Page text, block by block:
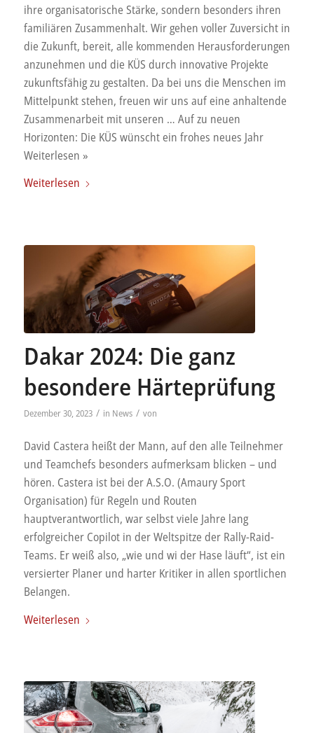
ihre organisatorische Stärke, sondern besonders ihren
familiären Zusammenhalt. Wir gehen voller Zuversicht in
die Zukunft, bereit, alle kommenden Herausforderungen
anzunehmen und die KÜS durch innovative Projekte
zukunftsfähig zu gestalten. Da bei uns die Menschen im
Mittelpunkt stehen, freuen wir uns auf eine anhaltende
Zusammenarbeit mit unseren … Auf zu neuen
Horizonten: Die KÜS wünscht ein frohes neues Jahr
Weiterlesen »
Weiterlesen
Dakar 2024: Die ganz
besondere Härteprüfung
Dezember 30, 2023 / in News / von
David Castera heißt der Mann, auf den alle Teilnehmer
und Teamchefs besonders aufmerksam blicken – und
hören. Castera ist bei der A.S.O. (Amaury Sport
Organisation) für Regeln und Routen
hauptverantwortlich, war selbst viele Jahre lang
erfolgreicher Copilot in der Weltspitze der Rally-Raid-
Teams. Er weiß also, „wie und wi der Hase läuft“, ist ein
versierter Planer und harter Kritiker in allen sportlichen
Belangen.
Weiterlesen